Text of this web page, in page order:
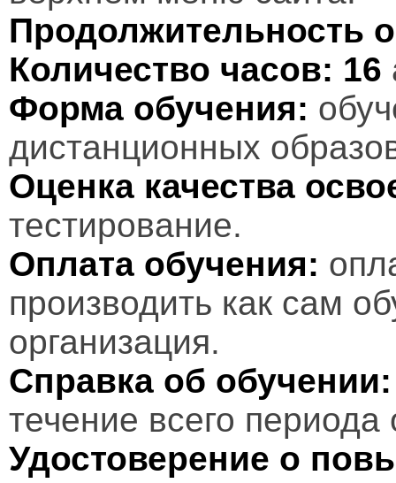
Продолжительность
Количество часов: 16
Форма обучения:
дистанционных
Оценка качества
тестирование.
Оплата обучения:
производить как сам
организация.
Справка об обучении:
течение всего периода
Удостоверение о